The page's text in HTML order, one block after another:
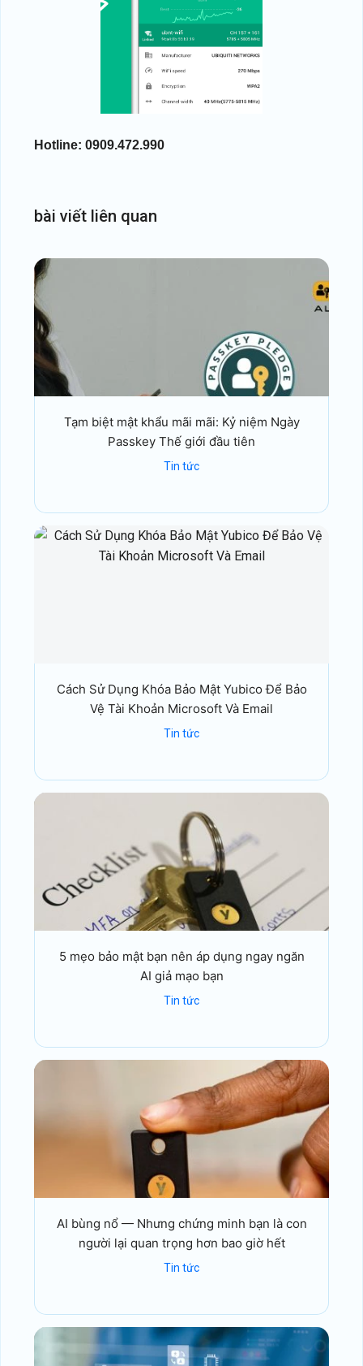
Hotline: 0909.472.990
bài viết liên quan
Tạm biệt mật khẩu mãi mãi: Kỷ niệm Ngày
Passkey Thế giới đầu tiên
Tin tức
Cách Sử Dụng Khóa Bảo Mật Yubico Để Bảo
Vệ Tài Khoản Microsoft Và Email
Tin tức
5 mẹo bảo mật bạn nên áp dụng ngay ngăn
AI giả mạo bạn
Tin tức
AI bùng nổ — Nhưng chứng minh bạn là con
người lại quan trọng hơn bao giờ hết
Tin tức